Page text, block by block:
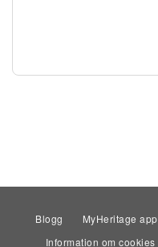
Blogg MyHeritage app
Information om cookies